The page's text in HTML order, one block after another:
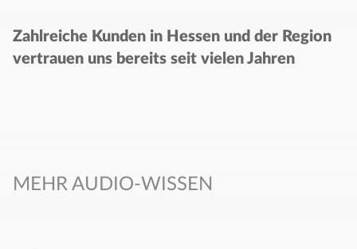
Zahlreiche Kunden in Hessen und der Region
vertrauen uns bereits seit vielen Jahren
MEHR AUDIO-WISSEN